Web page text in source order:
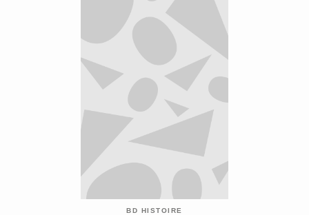
BD HISTOIRE